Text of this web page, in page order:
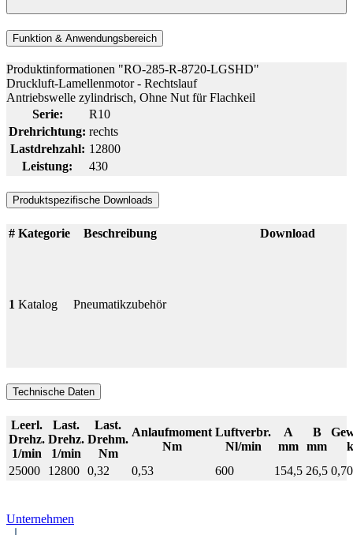
Funktion & Anwendungsbereich
Produktinformationen "RO-285-R-8720-LGSHD"
Druckluft-Lamellenmotor - Rechtslauf
Antriebswelle zylindrisch, Ohne Nut für Flachkeil
Serie:
R10
Drehrichtung: rechts
Lastdrehzahl: 12800
Leistung:
430
Produktspezifische Downloads
# Kategorie Beschreibung Download
1 Katalog Pneumatikzubehör
Technische Daten
Leerl.
Drehz.
1/min
Last.
Drehz.
1/min
Last.
Drehm.
Nm
Anlaufmoment
Nm
Luftverbr.
Nl/min
A
mm
B
mm
25000
12800 0,32 0,53 600 154,5 26,5 0,70
Unternehmen